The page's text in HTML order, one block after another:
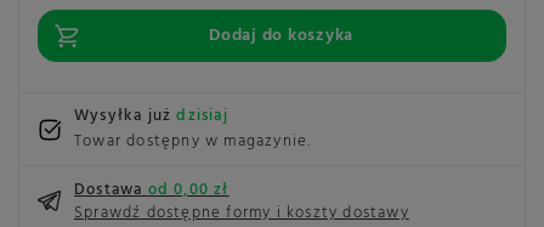
Dodaj do koszyka
Wysyłka jużdzisiaj
Towar dostępny w magazynie
Dostawaod 0,00 zł
Sprawdź dostępne formy i koszty dostawy